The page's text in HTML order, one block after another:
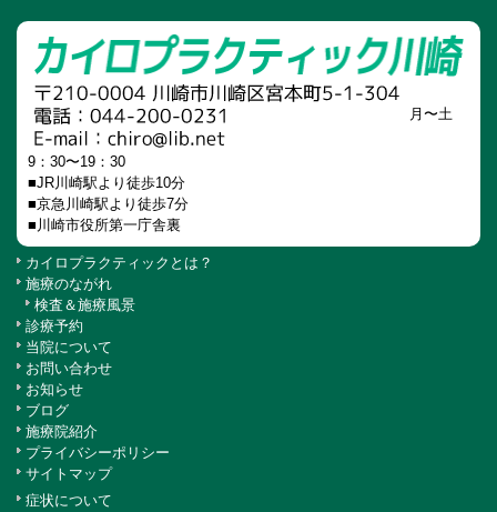
月〜土
9：30〜19：30
■JR川崎駅より徒歩10分
■京急川崎駅より徒歩7分
■川崎市役所第一庁舎裏
カイロプラクティックとは？
施療のながれ
検査＆施療風景
診療予約
当院について
お問い合わせ
お知らせ
ブログ
施療院紹介
プライバシーポリシー
サイトマップ
症状について